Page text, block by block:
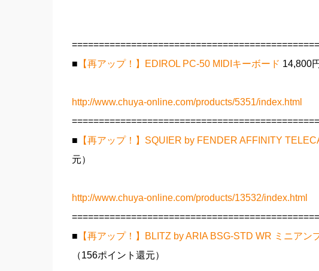
■ 【再アップ！】EDIROL PC-50 MIDIキーボード 14,800
http://www.chuya-online.com/products/5351/index.html
■ 【再アップ！】SQUIER by FENDER AFFINITY
元）
http://www.chuya-online.com/products/13532/index.html
■ 【再アップ！】BLITZ by ARIA BSG-STD WR ミニア
（156ポイント還元）